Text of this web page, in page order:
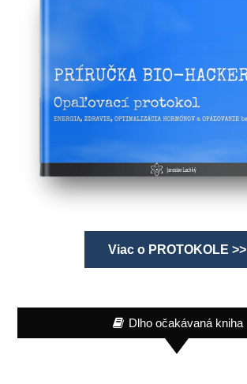
Viac o PROTOKOLE >>
Dlho očakávaná kniha